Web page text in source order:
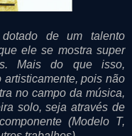
de um talento
ele se mostra super
Mais do que isso,
pois não
no campo da música,
solo, seja através de
(Modelo T,